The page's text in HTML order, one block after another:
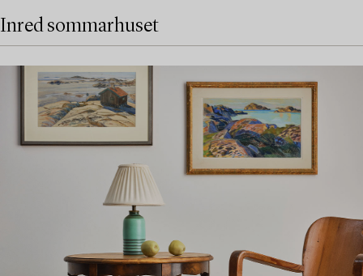
Inred sommarhuset